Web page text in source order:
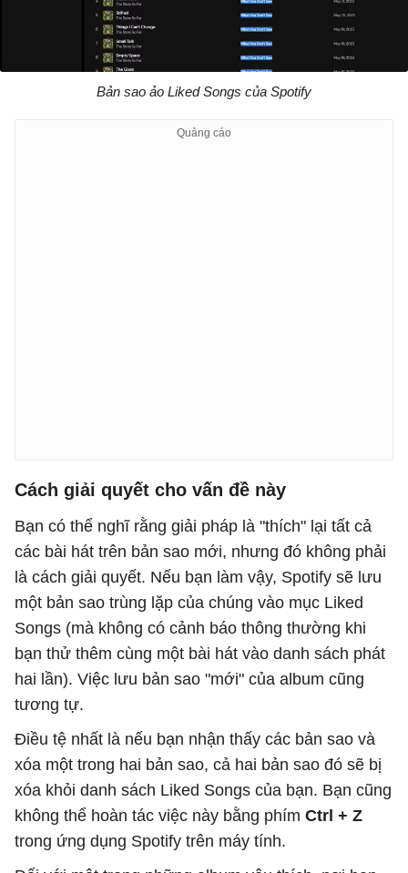
Bản sao ảo Liked Songs của Spotify
Cách giải quyết cho vấn đề này
Bạn có thể nghĩ rằng giải pháp là "thích" lại tất cả
các bài hát trên bản sao mới, nhưng đó không phải
là cách giải quyết. Nếu bạn làm vậy, Spotify sẽ lưu
một bản sao trùng lặp của chúng vào mục Liked
Songs (mà không có cảnh báo thông thường khi
bạn thử thêm cùng một bài hát vào danh sách phát
hai lần). Việc lưu bản sao "mới" của album cũng
tương tự.
Điều tệ nhất là nếu bạn nhận thấy các bản sao và
xóa một trong hai bản sao, cả hai bản sao đó sẽ bị
xóa khỏi danh sách Liked Songs của bạn. Bạn cũng
không thể hoàn tác việc này bằng phím Ctrl + Z
trong ứng dụng Spotify trên máy tính.